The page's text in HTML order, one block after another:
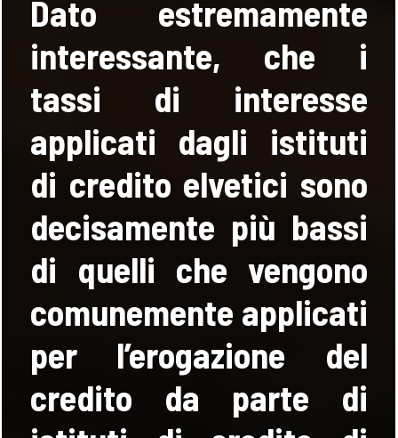
Dato estremamente
interessante, che i
tassi di interesse
applicati dagli istituti
di credito elvetici sono
decisamente più bassi
di quelli che vengono
comunemente applicati
per l’erogazione del
credito da parte di